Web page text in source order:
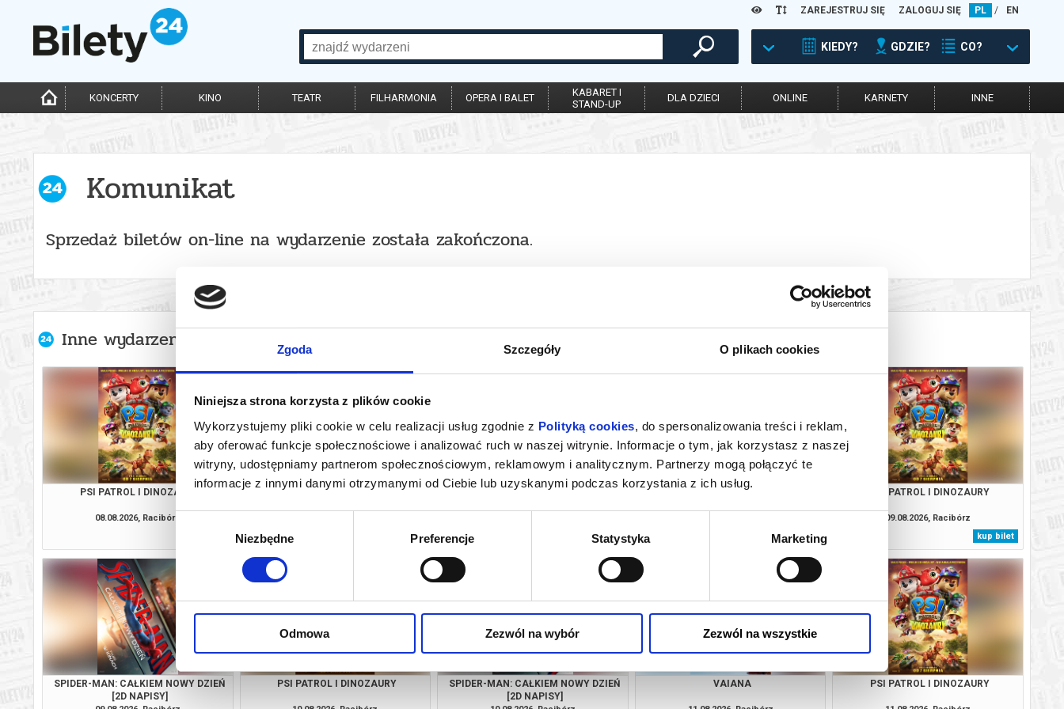
Zgoda Szczegóły O plikach cookies
Niniejsza strona korzysta z plików cookie
Wykorzystujemy pliki cookie w celu realizacji usług zgodnie z Polityką cookies, do spersonalizowania treści i reklam,
aby oferować funkcje społecznościowe i analizować ruch w naszej witrynie. Informacje o tym, jak korzystasz z naszej
witryny, udostępniamy partnerom społecznościowym, reklamowym i analitycznym. Partnerzy mogą połączyć te
informacje z innymi danymi otrzymanymi od Ciebie lub uzyskanymi podczas korzystania z ich usług.
Wybór
Niezbędne Preferencje Statystyka Marketing
Odmowa Zezwól na wybór Zezwól na wszystkie
ZAREJESTRUJ SIĘ ZALOGUJ SIĘ PL / EN
KIEDY? GDZIE? CO?
KONCERTY KINO TEATR FILHARMONIA OPERA I BALET
KABARET I
STAND-UP
DLA DZIECI ONLINE KARNETY INNE
Komunikat
Sprzedaż biletów on-line na wydarzenie została zakończona.
Inne wydarzenia organizatora
PSI PATROL I DINOZAURY
08.08.2026, Racibórz
SPIDER-MAN: CAŁKIEM NOWY DZIEŃ
kup bilet
VAIANA
info
BAŁTYCKI DESER DLA
kup bilet
PSI PATROL I DINOZAURY
09.08.2026, Racibórz
kup bilet
SPIDER-MAN: CAŁKIEM NOWY DZIEŃ
[2D NAPISY]
PSI PATROL I DINOZAURY
SPIDER-MAN: CAŁKIEM NOWY DZIEŃ
[2D NAPISY]
VAIANA PSI PATROL I DINOZAURY